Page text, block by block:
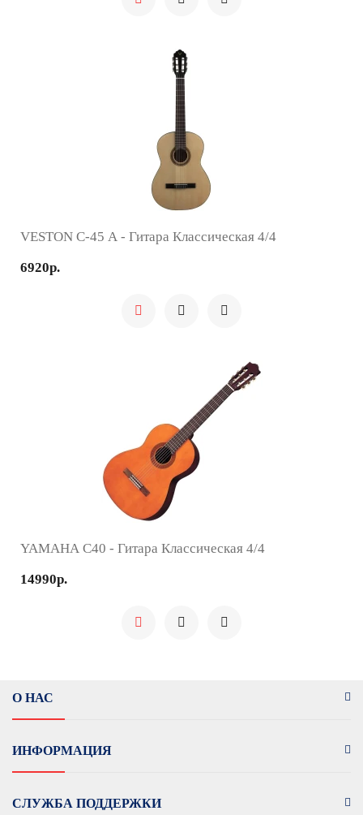
VESTON C-45 A - Гитара Классическая 4/4
6920р.
YAMAHA C40 - Гитара Классическая 4/4
14990р.
О НАС
ИНФОРМАЦИЯ
СЛУЖБА ПОДДЕРЖКИ